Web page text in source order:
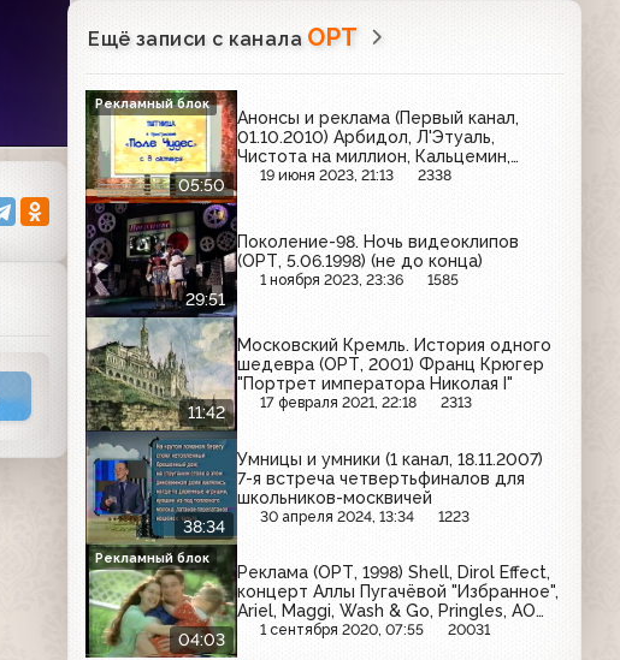
Ещё записи с канала ОРТ
05:50
Анонсы и реклама (Первый канал,
01.10.2010) Арбидол, Л'Этуаль,
Чистота на миллион, Кальцемин,
Техносила, Gillette, Компливит, Love
19 июня 2023, 21:13 2338
Рекламный блок
29:51
Поколение-98. Ночь видеоклипов
(ОРТ, 5.06.1998) (не до конца)
1 ноября 2023, 23:36 1585
11:42
Московский Кремль. История одного
шедевра (ОРТ, 2001) Франц Крюгер
"Портрет императора Николая I"
17 февраля 2021, 22:18 2313
38:34
Умницы и умники (1 канал, 18.11.2007)
7-я встреча четвертьфиналов для
школьников-москвичей
30 апреля 2024, 13:34 1223
04:03
Реклама (ОРТ, 1998) Shell, Dirol Effect,
концерт Аллы Пугачёвой "Избранное",
Ariel, Maggi, Wash & Go, Pringles, АО
"Труд", Wrigley’s, Lenor
1 сентября 2020, 07:55 20031
Рекламный блок